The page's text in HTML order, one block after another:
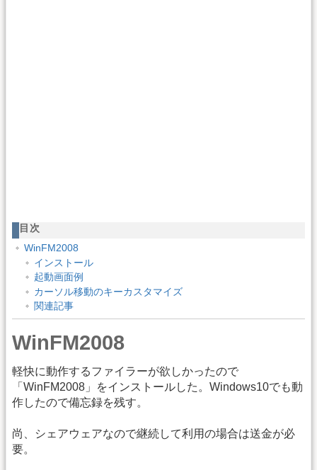
目次
WinFM2008
インストール
起動画面例
カーソル移動のキーカスタマイズ
関連記事
WinFM2008
軽快に動作するファイラーが欲しかったので
「WinFM2008」をインストールした。Windows10でも動
作したので備忘録を残す。
尚、シェアウェアなので継続して利用の場合は送金が必
要。